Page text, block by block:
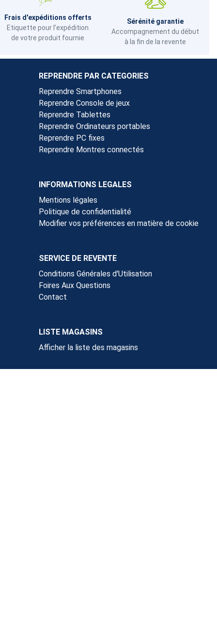
Frais d'expéditions offerts
Etiquette pour l’expédition
de votre produit fournie
Sérénité garantie
Accompagnement du début
à la fin de la revente
REPRENDRE PAR CATEGORIES
Reprendre Smartphones
Reprendre Console de jeux
Reprendre Tablettes
Reprendre Ordinateurs portables
Reprendre PC fixes
Reprendre Montres connectés
INFORMATIONS LEGALES
Mentions légales
Politique de confidentialité
Modifier vos préférences en matière de cookie
SERVICE DE REVENTE
Conditions Générales d'Utilisation
Foires Aux Questions
Contact
LISTE MAGASINS
Afficher la liste des magasins